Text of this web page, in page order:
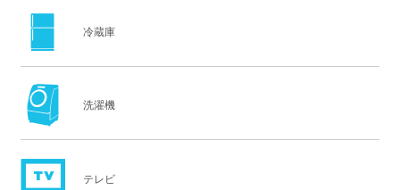
冷蔵庫
洗濯機
テレビ